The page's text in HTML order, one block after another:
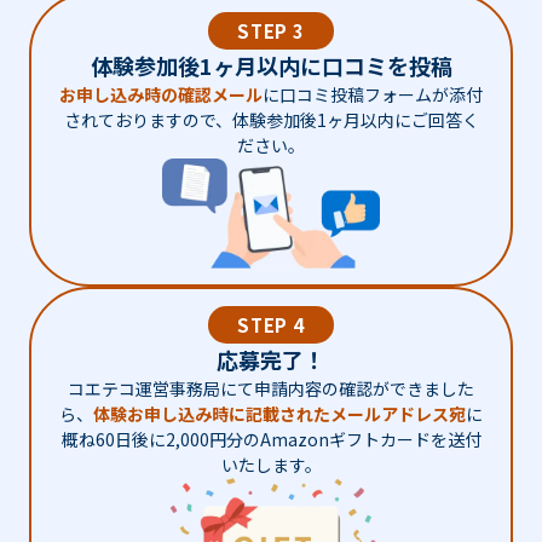
STEP 3
体験参加後1ヶ月以内に口コミを投稿
お申し込み時の確認メールに口コミ投稿フォームが添付
されておりますので、体験参加後1ヶ月以内にご回答く
ださい。
STEP 4
応募完了！
コエテコ運営事務局にて申請内容の確認ができました
ら、 体験お申し込み時に記載されたメールアドレス宛に
概ね60日後に2,000円分のAmazonギフトカードを送付
いたします。